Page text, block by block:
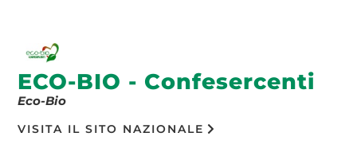
ECO-BIO - Confesercenti
Eco-Bio
VISITA IL SITO NAZIONALE